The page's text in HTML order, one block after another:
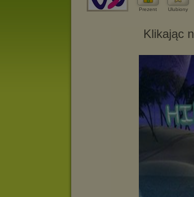
Prezent Ulubiony